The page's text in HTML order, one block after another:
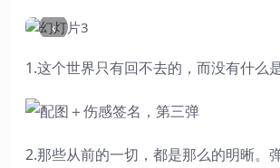
‹
1.这个世界只有回不去的，而没有什么
2.那些从前的一切，都是那么的明晰。